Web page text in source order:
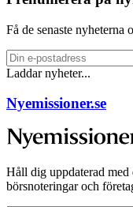
Få de senaste
Laddar nyheter...
Nyemissioner.se
Håll dig uppdaterad med
börsnoteringar och